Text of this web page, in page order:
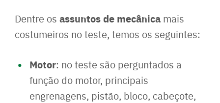
Dentre os assuntos de mecânica mais
costumeiros no teste, temos os seguintes:
Motor: no teste são perguntados a
função do motor, principais
engrenagens, pistão, bloco, cabeçote,